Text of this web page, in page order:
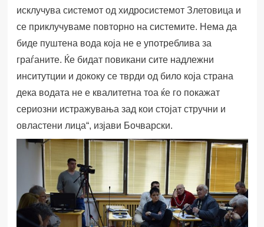
исклучува системот од хидросистемот Злетовица и
се приклучуваме повторно на системите. Нема да
биде пуштена вода која не е употреблива за
граѓаните. Ќе бидат повикани сите надлежни
инситутции и дококу се тврди од било која страна
дека водата не е квалитетна тоа ќе го покажат
сериозни истражувања зад кои стојат стручни и
овластени лица“, изјави Бочварски.